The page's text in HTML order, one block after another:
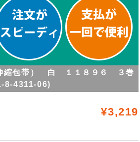
縮包帯） 白 １１８９６ ３巻
8-4311-06)
¥3,219